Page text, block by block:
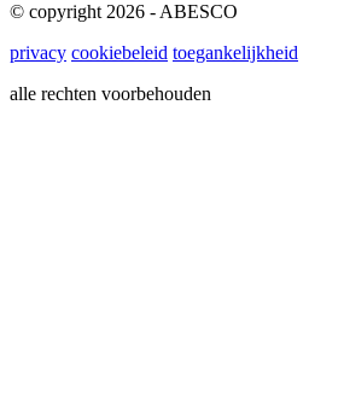
© copyright 2026 - ABESCO
privacy cookiebeleid toegankelijkheid
alle rechten voorbehouden